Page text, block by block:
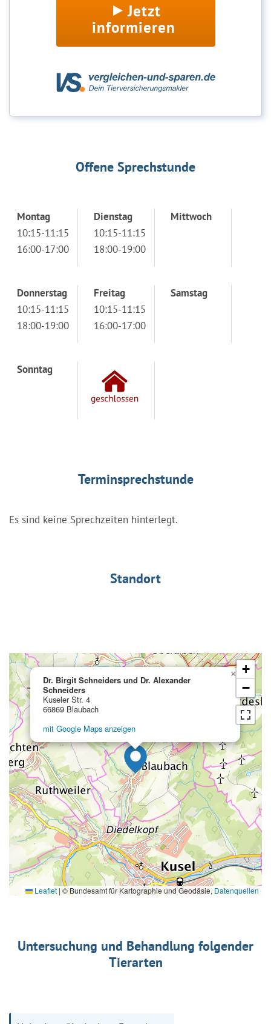
Jetzt
informieren
Offene Sprechstunde
Montag
10:15-11:15
16:00-17:00
Dienstag
10:15-11:15
18:00-19:00
Mittwoch
Donnerstag
10:15-11:15
18:00-19:00
Freitag
10:15-11:15
16:00-17:00
Samstag
Sonntag
Terminsprechstunde
Es sind keine Sprechzeiten hinterlegt.
Standort
Dr. Birgit Schneiders und Dr. Alexander
Schneiders
Kuseler Str. 4
66869 Blaubach
mit Google Maps anzeigen
×
+
−
Leaflet | © Bundesamt für Kartographie und Geodäsie, Datenquellen
Untersuchung und Behandlung folgender
Tierarten